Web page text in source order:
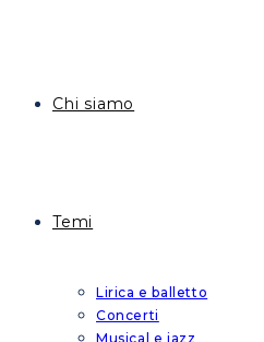
Chi siamo
Temi
Lirica e balletto
Concerti
Musical e jazz